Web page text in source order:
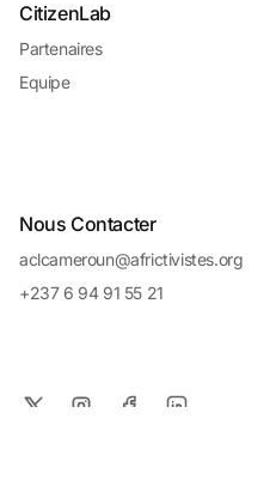
CitizenLab
Partenaires
Equipe
Nous Contacter
aclcameroun@africtivistes.org
+237 6 94 91 55 21